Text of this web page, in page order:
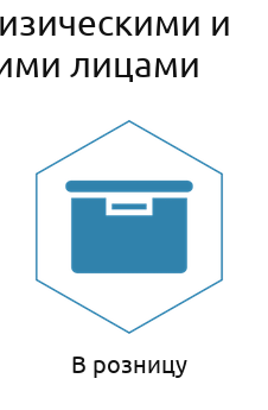
и
лицами
В розницу